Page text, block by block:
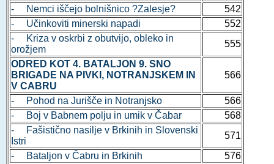
- Nemci iščejo bolnišnico ?Zalesje?
542
- Učinkoviti minerski napadi
552
- Kriza v oskrbi z obutvijo, obleko in
orožjem
555
ODRED KOT 4. BATALJON 9. SNO
BRIGADE NA PIVKI, NOTRANJSKEM IN
V CABRU
566
- Pohod na Jurišče in Notranjsko
566
- Boj v Babnem polju in umik v Čabar
568
- Fašistično nasilje v Brkinih in Slovenski
Istri
571
- Bataljon v Čabru in Brkinih
576